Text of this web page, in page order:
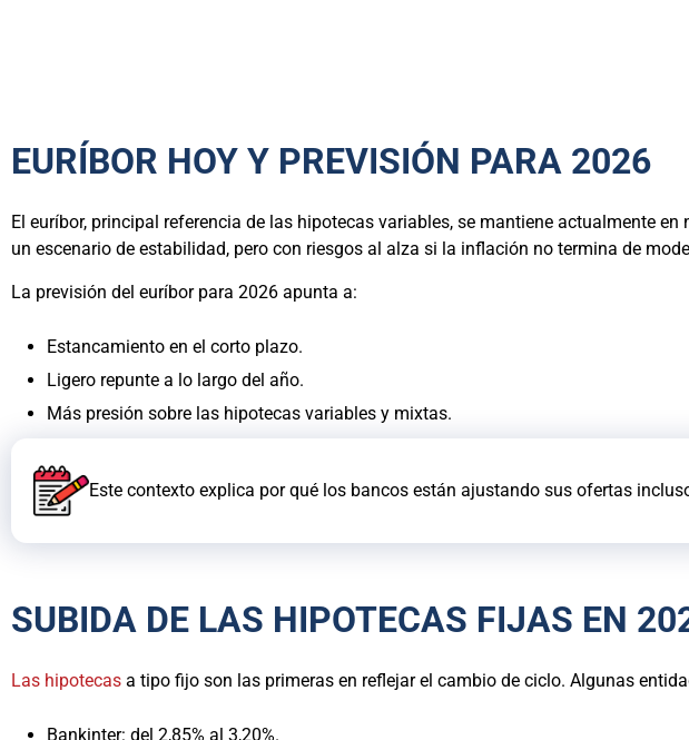
EURÍBOR HOY Y PREVISIÓN PARA 2026
El euríbor, principal referencia de las hipotecas variables, se mantiene actualmente
un escenario de estabilidad, pero con riesgos al alza si la inflación no termina de
La previsión del euríbor para 2026 apunta a:
Estancamiento en el corto plazo.
Ligero repunte a lo largo del año.
Más presión sobre las hipotecas variables y mixtas.
Este contexto explica por qué los bancos están ajustando sus ofertas
SUBIDA DE LAS HIPOTECAS FIJAS EN
Las hipotecas a tipo fijo son las primeras en reflejar el cambio de ciclo. Algunas
Bankinter: del 2,85% al 3,20%.